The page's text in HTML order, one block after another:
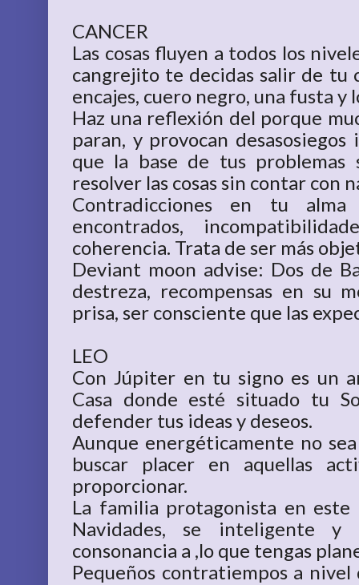
CANCER
Las cosas fluyen a todos los
cangrejito te decidas salir de tu
encajes, cuero negro, una fusta y
Haz una reflexión del porque
paran, y provocan
que la base de tus
resolver las cosas sin contar con
Contradicciones en tu
encontrados,
coherencia. Trata de ser más
Deviant moon advise: Dos de
destreza, recompensas en su
prisa, ser consciente que las
LEO
Con Júpiter en tu signo es un
Casa donde esté situado tu
defender tus ideas y deseos.
Aunque energéticamente no
buscar placer en aquellas
proporcionar.
La familia protagonista en este
Navidades, se inteligente y
consonancia a ,lo que tengas
Pequeños contratiempos a